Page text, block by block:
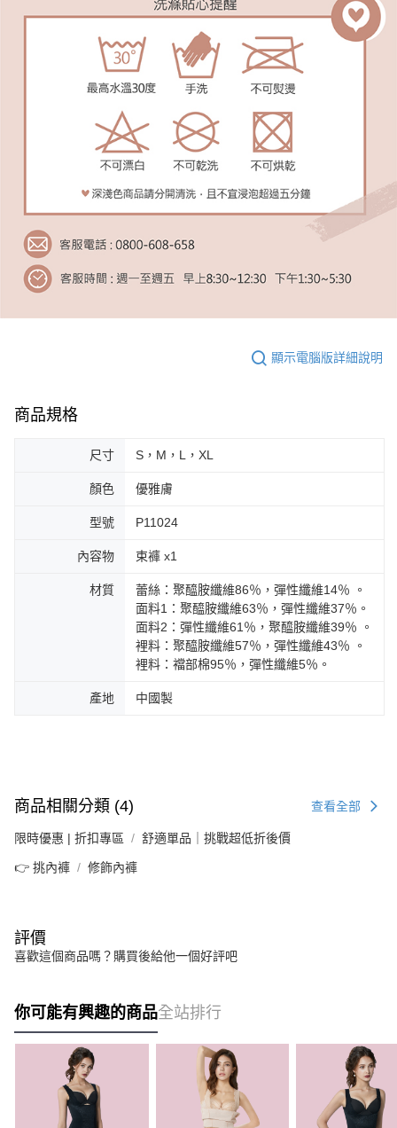
顯示電腦版詳細說明
商品規格
尺寸 S，M，L，XL
顏色 優雅膚
型號 P11024
內容物 束褲 x1
材質
蕾絲：聚醯胺纖維86％，彈性纖維14％ 。
面料1：聚醯胺纖維63％，彈性纖維37％。
面料2：彈性纖維61％，聚醯胺纖維39％ 。
裡料：聚醯胺纖維57％，彈性纖維43％ 。
裡料：襠部棉95％，彈性纖維5％。
產地 中國製
商品相關分類 (4) 查看全部
限時優惠 | 折扣專區 舒適單品｜挑戰超低折後價
👉 挑內褲 修飾內褲
評價
喜歡這個商品嗎？購買後給他一個好評吧
你可能有興趣的商品全站排行